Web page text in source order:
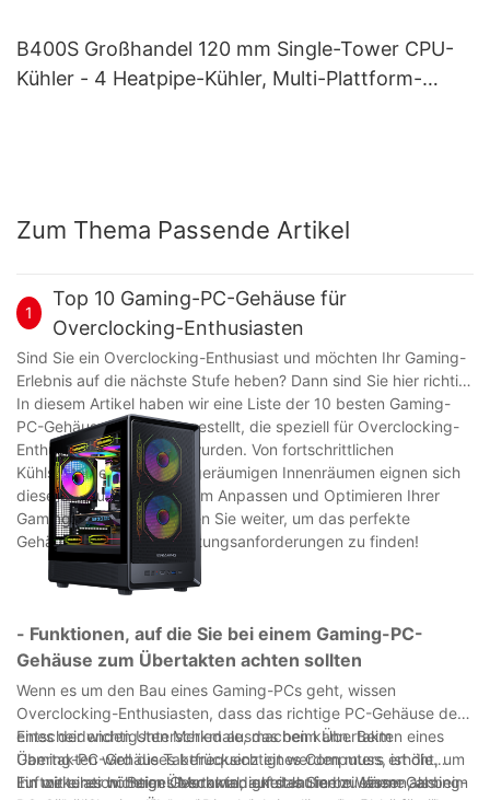
B400S Großhandel 120 mm Single-Tower CPU-
Kühler - 4 Heatpipe-Kühler, Multi-Plattform-
Zum Thema Passende Artikel
1
Top 10 Gaming-PC-Gehäuse für
Overclocking-Enthusiasten
Sind Sie ein Overclocking-Enthusiast und möchten Ihr Gaming-
Erlebnis auf die nächste Stufe heben? Dann sind Sie hier richtig!
In diesem Artikel haben wir eine Liste der 10 besten Gaming-
PC-Gehäuse zusammengestellt, die speziell für Overclocking-
Enthusiasten entwickelt wurden. Von fortschrittlichen
Kühlsystemen bis hin zu geräumigen Innenräumen eignen sich
diese Gehäuse perfekt zum Anpassen und Optimieren Ihrer
Gaming-Ausrüstung. Lesen Sie weiter, um das perfekte
Gehäuse für Ihre Übertaktungsanforderungen zu finden!
- Funktionen, auf die Sie bei einem Gaming-PC-
Gehäuse zum Übertakten achten sollten
Wenn es um den Bau eines Gaming-PCs geht, wissen
Overclocking-Enthusiasten, dass das richtige PC-Gehäuse den
entscheidenden Unterschied ausmachen kann. Beim
Übertakten wird die Taktfrequenz eines Computers erhöht, um
ihn mit einer höheren Geschwindigkeit laufen zu lassen, als
Eines der wichtigsten Merkmale, das beim Übertakten eines
Gaming-PC-Gehäuses berücksichtigt werden muss, ist die
Luftzirkulation. Beim Übertakten entsteht mehr Wärme als beim
Ein weiteres wichtiges Merkmal, auf das Sie bei einem Gaming-